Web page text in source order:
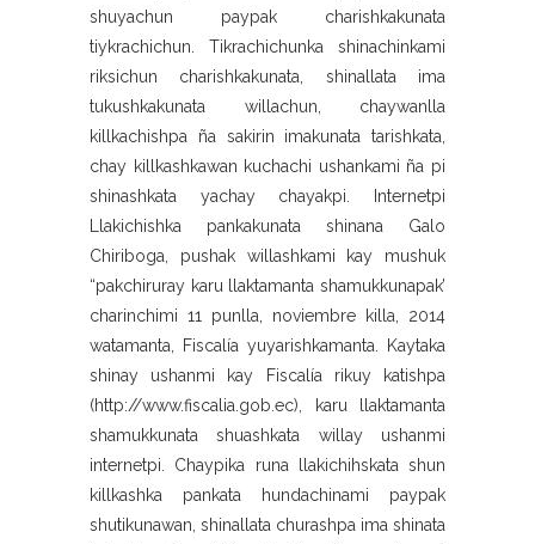
shuyachun paypak charishkakunata
tiykrachichun. Tikrachichunka shinachinkami
riksichun charishkakunata, shinallata ima
tukushkakunata willachun, chaywanlla
killkachishpa ña sakirin imakunata tarishkata,
chay killkashkawan kuchachi ushankami ña pi
shinashkata yachay chayakpi. Internetpi
Llakichishka pankakunata shinana Galo
Chiriboga, pushak willashkami kay mushuk
“pakchiruray karu llaktamanta shamukkunapak’
charinchimi 11 punlla, noviembre killa, 2014
watamanta, Fiscalía yuyarishkamanta. Kaytaka
shinay ushanmi kay Fiscalía rikuy katishpa
(http://www.fiscalia.gob.ec), karu llaktamanta
shamukkunata shuashkata willay ushanmi
internetpi. Chaypika runa llakichihskata shun
killkashka pankata hundachinami paypak
shutikunawan, shinallata churashpa ima shinata